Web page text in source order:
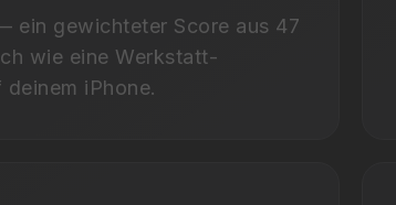
ein gewichteter Score aus 47
wie eine Werkstatt-
iPhone.